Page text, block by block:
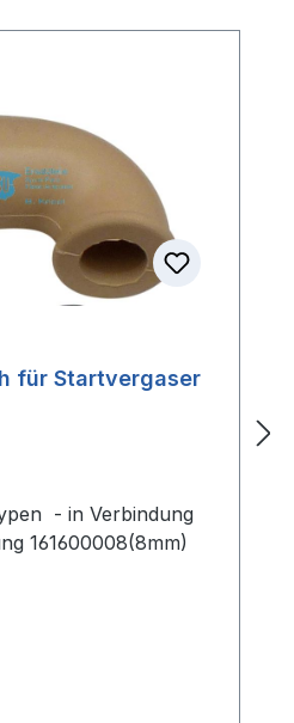
für Startvergaser
- in Verbindung
161600008(8mm)